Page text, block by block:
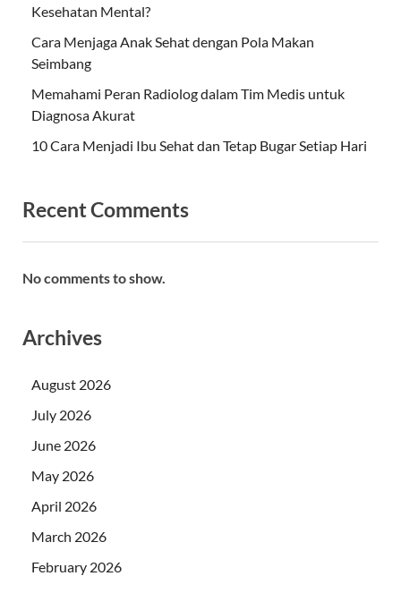
Kesehatan Mental?
Cara Menjaga Anak Sehat dengan Pola Makan
Seimbang
Memahami Peran Radiolog dalam Tim Medis untuk
Diagnosa Akurat
10 Cara Menjadi Ibu Sehat dan Tetap Bugar Setiap Hari
Recent Comments
No comments to show.
Archives
August 2026
July 2026
June 2026
May 2026
April 2026
March 2026
February 2026